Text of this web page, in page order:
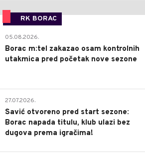
RK BORAC
05.08.2026.
Borac m:tel zakazao osam kontrolnih
utakmica pred početak nove sezone
27.07.2026.
Savić otvoreno pred start sezone:
Borac napada titulu, klub ulazi bez
dugova prema igračima!